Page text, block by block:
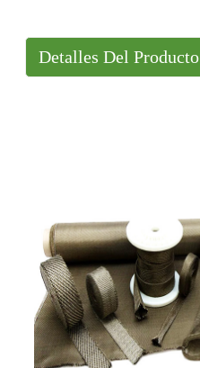
Detalles Del Producto